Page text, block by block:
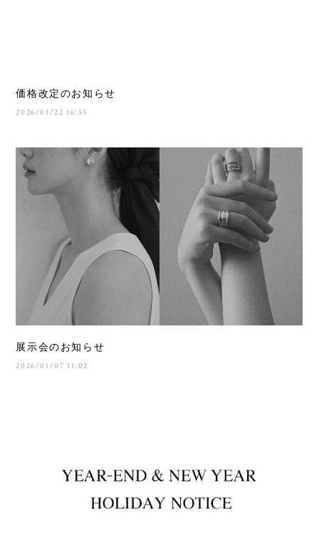
価格改定のお知らせ
2026/01/22 16:55
展示会のお知らせ
2026/01/07 11:02